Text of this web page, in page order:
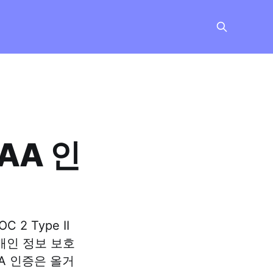
인
2 Type II
인 정보 보호
인증은 올거